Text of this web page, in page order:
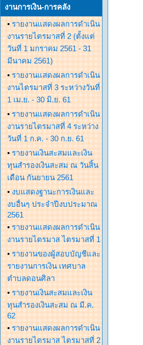
งานการเงิน-การคลัง
• รายงานแสดงผลการดำเนิน
งานรายไตรมาสที่ 2 (ตั้งแต่
วันที่ 1 มกราคม 2561 - 31
มีนาคม 2561)
• รายงานแสดงผลการดำเนิน
งานไตรมาสที่ 3 ระหว่างวันที่
1 เม.ย. - 30 มิ.ย. 61
• รายงานแสดงผลการดำเนิน
งานรายไตรมาสที่ 4 ระหว่าง
วันที่ 1 ก.ค. - 30 ก.ย. 61
• รายงานเงินสะสมและเงิน
ทุนสำรองเงินสะสม ณ วันสิ้น
เดือน กันยายน 2561
• งบแสดงฐานะการเงินและ
งบอื่นๆ ประจำปีงบประมาณ
2561
• รายงานแสดงผลการดำเนิน
งานรายไตรมาส ไตรมาสที่ 1
• รายงานของผู้สอบบัญชีและ
รายงานการเงิน เทศบาล
ตำบลดอนศิลา
• รายงานเงินสะสมและเงิน
ทุนสำรองเงินสะสม ณ มี.ค.
62
• รายงานแสดงผลการดำเนิน
งานรายไตรมาส ไตรมาสที่ 2